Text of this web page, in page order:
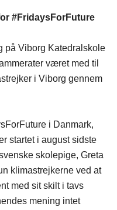
#FridaysForFuture
på Viborg Katedralskole
været med til
i Viborg gennem
i Danmark,
startet i august sidste
skolepige, Greta
klimastrejkerne ved at
med sit skilt i tavs
mening intet